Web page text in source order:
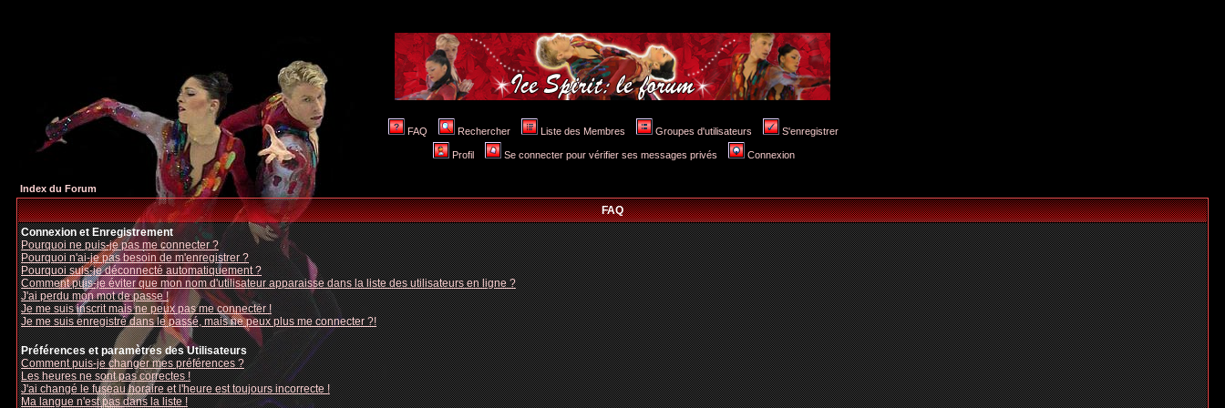
FAQ Rechercher Liste des Membres Groupes d'utilisateurs S'enregistrer
Profil Se connecter pour vérifier ses messages privés Connexion
Index du Forum
FAQ
Connexion et Enregistrement
Pourquoi ne puis-je pas me connecter ?
Pourquoi n'ai-je pas besoin de m'enregistrer ?
Pourquoi suis-je déconnecté automatiquement ?
Comment puis-je éviter que mon nom d'utilisateur apparaisse dans la liste des utilisateurs en ligne ?
J'ai perdu mon mot de passe !
Je me suis inscrit mais ne peux pas me connecter !
Je me suis enregistré dans le passé, mais ne peux plus me connecter ?!
Préférences et paramètres des Utilisateurs
Comment puis-je changer mes préférences ?
Les heures ne sont pas correctes !
J'ai changé le fuseau horaire et l'heure est toujours incorrecte !
Ma langue n'est pas dans la liste !